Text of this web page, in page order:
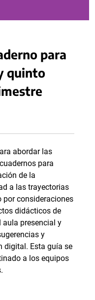
para
quinto
abordar las
para
de la
a las trayectorias
por consideraciones
didácticos de
aula presencial y
y
digital. Esta guía se
a los equipos